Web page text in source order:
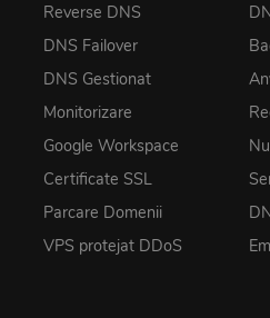
Reverse DNS
DNS Failover
DNS Gestionat
Monitorizare
Google Workspace
Certificate SSL
Parcare Domenii
VPS protejat DDoS